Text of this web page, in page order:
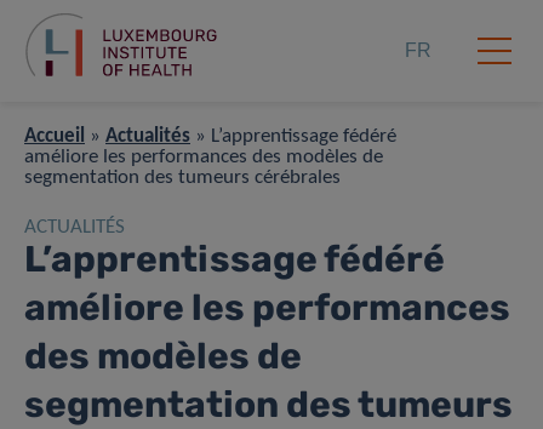
FR
Accueil » Actualités » L’apprentissage fédéré
améliore les performances des modèles de
segmentation des tumeurs cérébrales
ACTUALITÉS
L’apprentissage fédéré
améliore les performances
des modèles de
segmentation des tumeurs